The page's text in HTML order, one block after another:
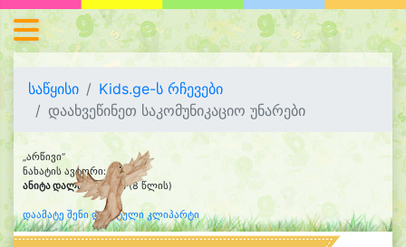
საწყისი
Kids.ge-ს რჩევები
დაახვეწინეთ საკომუნიკაციო უნარები
„არწივი“
ნახატის ავტორი:
ანიტა დალაქიშვილი(8 წლის)
დაამატე შენი დახატული კლიპარტი